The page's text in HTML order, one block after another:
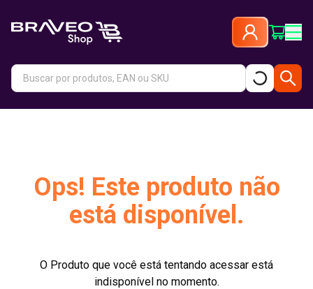
Ops! Este produto não
está disponível.
O Produto que você está tentando acessar está
indisponível no momento.